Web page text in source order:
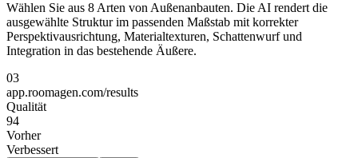
Wählen Sie aus 8 Arten von Außenanbauten. Die AI rendert die
ausgewählte Struktur im passenden Maßstab mit korrekter
Perspektivausrichtung, Materialtexturen, Schattenwurf und
Integration in das bestehende Äußere.
03
app.roomagen.com/results
Qualität
94
Vorher
Verbessert